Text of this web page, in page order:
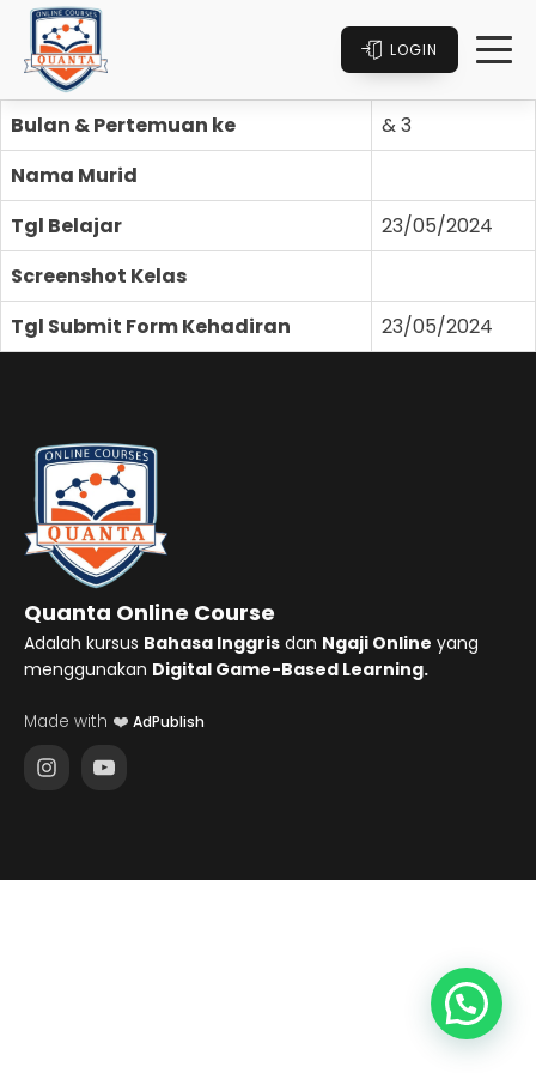
LOGIN
Bulan & Pertemuan ke
& 3
Nama Murid
Tgl Belajar
23/05/2024
Screenshot Kelas
Tgl Submit Form Kehadiran
23/05/2024
Quanta Online Course
Adalah kursus Bahasa Inggris dan Ngaji Online yang
menggunakan Digital Game-Based Learning.
Made with ❤️ AdPublish